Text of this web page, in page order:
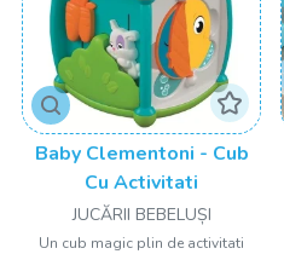
Baby Clementoni - Cub
Cu Activitati
JUCĂRII BEBELUȘI
Un cub magic plin de activitati